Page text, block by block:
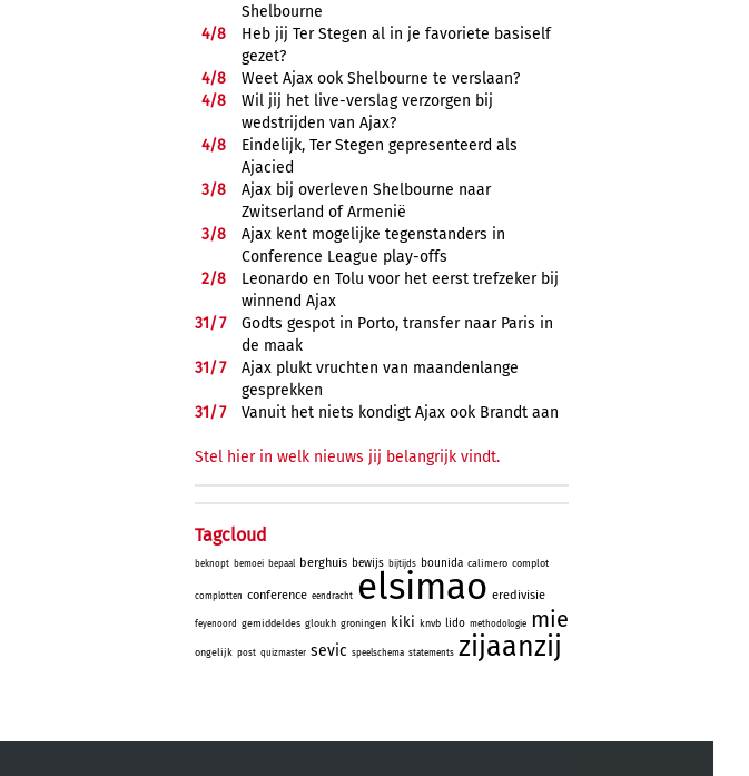
Shelbourne
4/8
Heb jij Ter Stegen al in je favoriete basiself
gezet?
4/8
Weet Ajax ook Shelbourne te verslaan?
4/8
Wil jij het live-verslag verzorgen bij
wedstrijden van Ajax?
4/8
Eindelijk, Ter Stegen gepresenteerd als
Ajacied
3/8
Ajax bij overleven Shelbourne naar
Zwitserland of Armenië
3/8
Ajax kent mogelijke tegenstanders in
Conference League play-offs
2/8
Leonardo en Tolu voor het eerst trefzeker bij
winnend Ajax
31/7
Godts gespot in Porto, transfer naar Paris in
de maak
31/7
Ajax plukt vruchten van maandenlange
gesprekken
31/7 Vanuit het niets kondigt Ajax ook Brandt aan
Stel hier in welk nieuws jij belangrijk vindt.
Tagcloud
beknopt bemoei bepaal berghuis bewijs bijtijds bounida calimero complot
complotten conference eendracht elsimao eredivisie
feyenoord gemiddeldes gloukh groningen kiki knvb lido methodologie mie
ongelijk post quizmaster sevic speelschema statements zijaanzij